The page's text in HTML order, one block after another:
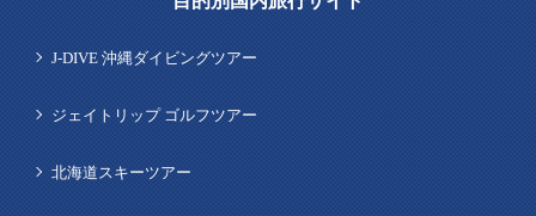
J-DIVE 沖縄ダイビングツアー
ジェイトリップ ゴルフツアー
北海道スキーツアー